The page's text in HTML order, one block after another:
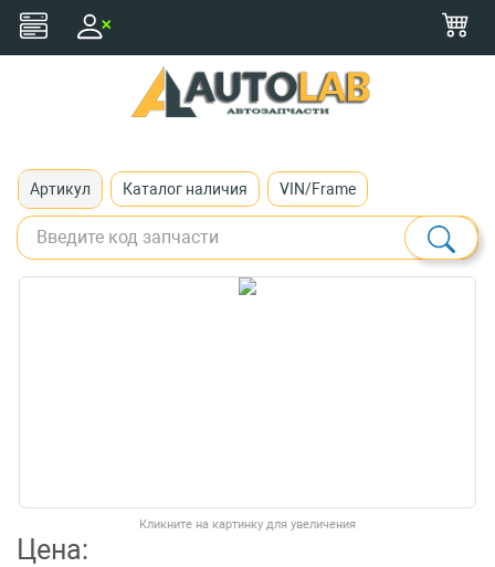
Артикул Каталог наличия VIN/Frame
Кликните на картинку для увеличения
Цена: